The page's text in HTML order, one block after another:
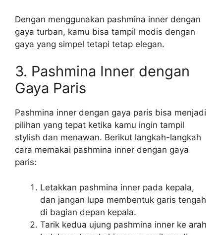
Dengan menggunakan pashmina inner dengan
gaya turban, kamu bisa tampil modis dengan
gaya yang simpel tetapi tetap elegan.
3. Pashmina Inner dengan
Gaya Paris
Pashmina inner dengan gaya paris bisa menjadi
pilihan yang tepat ketika kamu ingin tampil
stylish dan menawan. Berikut langkah-langkah
cara memakai pashmina inner dengan gaya
paris:
Letakkan pashmina inner pada kepala,
dan jangan lupa membentuk garis tengah
di bagian depan kepala.
Tarik kedua ujung pashmina inner ke arah